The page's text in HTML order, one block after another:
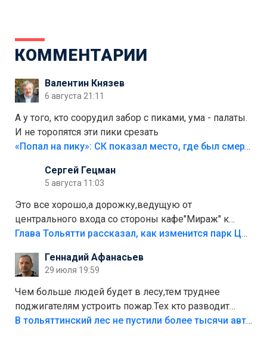
КОММЕНТАРИИ
Валентин Князев
6 августа 21:11
А у того, кто соорудил забор с пиками, ума - палаты.
И не торопятся эти пики срезать
«Попал на пику»: СК показал место, где был смертельно травмирован ребенок в Тольятти
Сергей Гецман
5 августа 11:03
Это все хорошо,а дорожку,ведущую от
центрального входа со стороны кафе"Мираж" к
аттракционам слабо доделать?А то бордюры
лежала в парке и испортилась.Да еще,видимо,часть
украли.
Глава Тольятти рассказал, как изменится парк Центрального района
Геннадий Афанасьев
29 июля 19:59
Чем больше людей будет в лесу,тем труднее
поджигателям устроить пожар.Тех кто разводит
костры,тех надо безбожно штрафовать.Камер полно
В тольяттинский лес не пустили более тысячи автомобилей